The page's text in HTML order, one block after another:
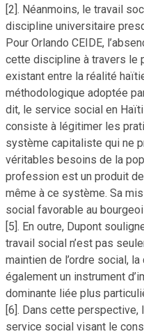
[2]. Néanmoins, le travail
discipline universitaire
Pour Orlando CEIDE,
cette discipline à travers le
existant entre la réalité
méthodologique adoptée
dit, le service social en
consiste à légitimer les
système capitaliste qui ne
véritables besoins de la
profession est un produit
même à ce système. Sa
social favorable au
[5]. En outre, Dupont
travail social n’est pas
maintien de l’ordre social,
également un instrument
dominante liée plus
[6]. Dans cette perspective,
service social visant le